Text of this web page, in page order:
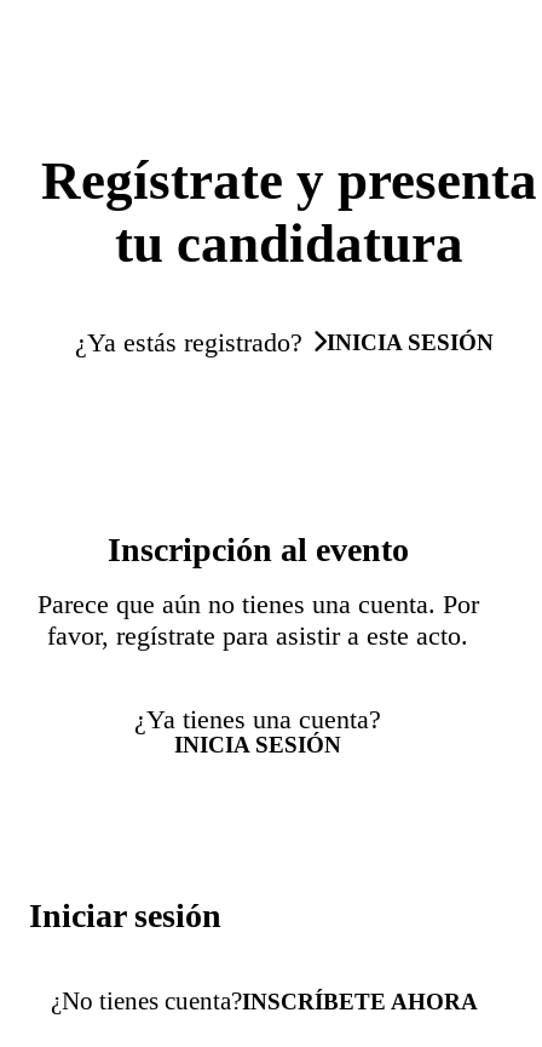
Regístrate y presenta
tu candidatura
¿Ya estás registrado? INICIA SESIÓN
Inscripción al evento
Parece que aún no tienes una cuenta. Por
favor, regístrate para asistir a este acto.
¿Ya tienes una cuenta?
INICIA SESIÓN
Iniciar sesión
¿No tienes cuenta?INSCRÍBETE AHORA